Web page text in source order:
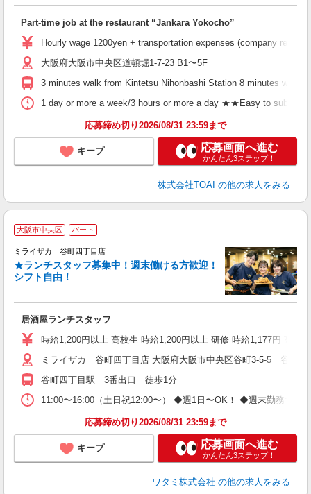
Part-time job at the restaurant “Jankara Yokocho”
Hourly wage 1200yen + transportation expenses (company
大阪府大阪市中央区道頓堀1-7-23 B1〜5F
3 minutes walk from Kintetsu Nihonbashi Station 8 minutes walk
1 day or more a week/3 hours or more a day ★★Easy to submit
応募締め切り2026/08/31 23:59まで
キープ 応募画面へ進む
かんたん3ステップ！
株式会社TOAI の他の求人をみる
大阪市中央区 パート
ミライザカ 谷町四丁目店
★ランチスタッフ募集中！週末働ける方歓迎！
シフト自由！
居酒屋ランチスタッフ
時給1,200円以上 高校生 時給1,200円以上 研修 時給1,177円 高校
ミライザカ 谷町四丁目店 大阪府大阪市中央区谷町3-5-5 谷三会
谷町四丁目駅 3番出口 徒歩1分
11:00〜16:00（土日祝12:00〜） ◆週1日〜OK！ ◆週末勤務でき
応募締め切り2026/08/31 23:59まで
キープ 応募画面へ進む
かんたん3ステップ！
ワタミ株式会社 の他の求人をみる